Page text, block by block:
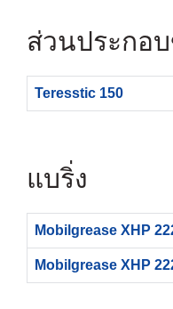
ส่วนประกอ
Teresstic 150
แบริ่ง
Mobilgrease XHP
Mobilgrease XHP